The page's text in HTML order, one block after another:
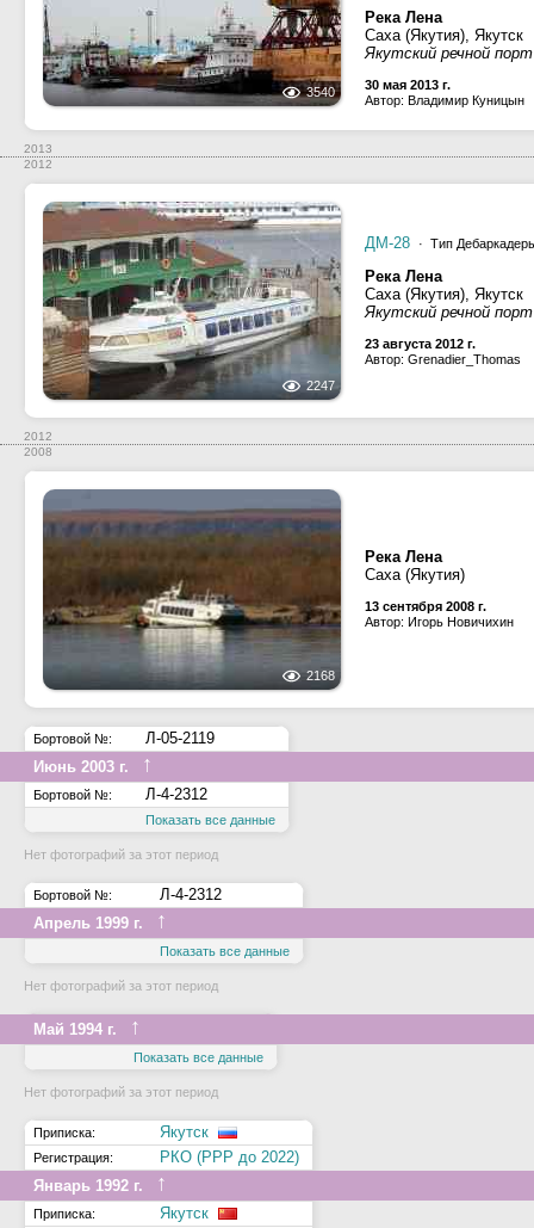
3540
Река Лена
Саха (Якутия), Якутск
Якутский речной порт
30 мая 2013 г.
Автор: Владимир Куницын
2013
2012
2247
ДМ-28 · Тип
Река Лена
Саха (Якутия), Якутск
Якутский речной порт
23 августа 2012 г.
Автор: Grenadier_Thomas
2012
2008
2168
Река Лена
Саха (Якутия)
13 сентября 2008 г.
Автор: Игорь Новичихин
Бортовой №:
Л-05-2119
Июнь 2003 г.
↑
Бортовой №: Л-4-2312
Показать все данные
Нет фотографий за этот период
Бортовой №:
Л-4-2312
Апрель 1999 г.
↑
Показать все данные
Нет фотографий за этот период
Май 1994 г. ↑
Показать все данные
Нет фотографий за этот период
Приписка: Якутск
Регистрация:
РКО (РРР до 2022)
Январь 1992 г.
↑
Приписка: Якутск